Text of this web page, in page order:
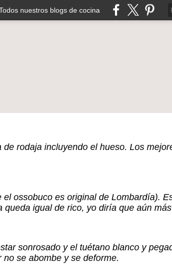
nuestros blogs de cocina
rodaja incluyendo el hueso. Los
ossobuco es original de Lombardía).
igual de rico, yo diría que aún
sonrosado y el tuétano blanco y
se abombe y se deforme.